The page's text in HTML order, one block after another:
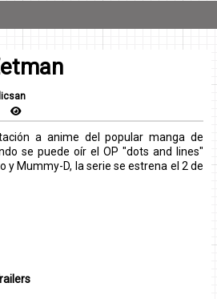
a anime del popular manga de
se puede oír el OP "dots and lines"
y Mummy-D, la serie se estrena el 2 de